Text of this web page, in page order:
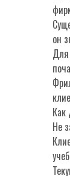
он
Для
Как
Не